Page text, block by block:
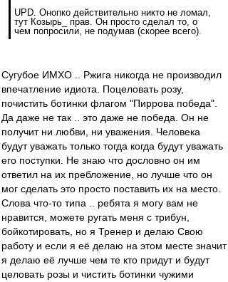
UPD. Онопко действительно никто не ломал,
тут Козырь_ прав. Он просто сделал то, о
чем попросили, не подумав (скорее всего).
Сугубое ИМХО .. Ржига никогда не производил
впечатление идиота. Поцеловать розу,
почистить ботинки флагом "Пиррова победа".
Да даже не так .. это даже не победа. Он не
получит ни любви, ни уважения. Человека
будут уважать только тогда когда будут уважать
его поступки. Не знаю что дословно он им
ответил на их пребложение, но лучше что он
мог сделать это просто поставить их на место.
Слова что-то типа .. ребята я могу вам не
нравится, можете ругать меня с трибун,
бойкотировать, но я Тренер и делаю Свою
работу и если я её делаю на этом месте значит
я делаю её лучше чем те кто придут и будут
целовать розы и чистить ботинки чужими